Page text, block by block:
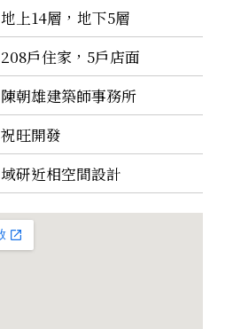
地上14層，地下5層
208戶住家，5戶店面
陳朝雄建築師事務所
祝旺開發
域研近相空間設計